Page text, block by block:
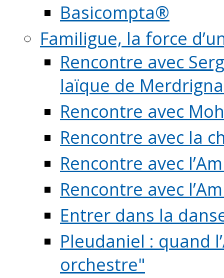
Basicompta®
Familigue, la force
Rencontre avec
laïque de
Rencontre avec
Rencontre avec la
Rencontre avec
Rencontre avec
Entrer dans la
Pleudaniel : quand
orchestre"